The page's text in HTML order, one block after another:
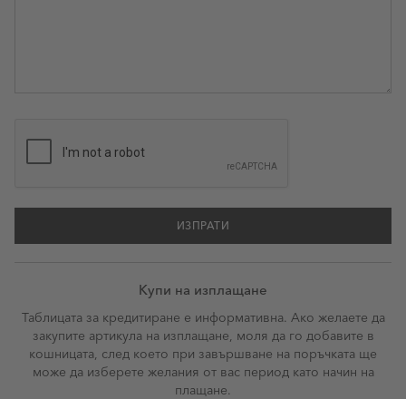
ИЗПРАТИ
Купи на изплащане
Таблицата за кредитиране е информативна. Ако желаете да
закупите артикула на изплащане, моля да го добавите в
кошницата, след което при завършване на поръчката ще
може да изберете желания от вас период като начин на
плащане.